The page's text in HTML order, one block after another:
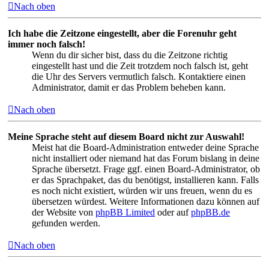
Nach oben
Ich habe die Zeitzone eingestellt, aber die Forenuhr geht
immer noch falsch!
Wenn du dir sicher bist, dass du die Zeitzone richtig
eingestellt hast und die Zeit trotzdem noch falsch ist, geht
die Uhr des Servers vermutlich falsch. Kontaktiere einen
Administrator, damit er das Problem beheben kann.
Nach oben
Meine Sprache steht auf diesem Board nicht zur Auswahl!
Meist hat die Board-Administration entweder deine Sprache
nicht installiert oder niemand hat das Forum bislang in deine
Sprache übersetzt. Frage ggf. einen Board-Administrator, ob
er das Sprachpaket, das du benötigst, installieren kann. Falls
es noch nicht existiert, würden wir uns freuen, wenn du es
übersetzen würdest. Weitere Informationen dazu können auf
der Website von phpBB Limited oder aufphpBB.de
gefunden werden.
Nach oben